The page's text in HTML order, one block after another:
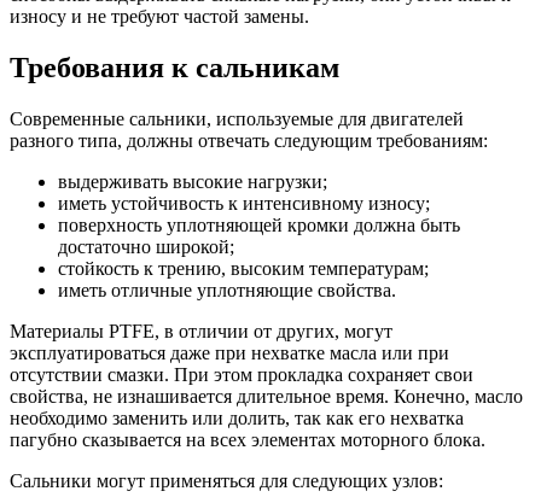
износу и не требуют частой замены.
Требования к сальникам
Современные сальники, используемые для двигателей
разного типа, должны отвечать следующим требованиям:
выдерживать высокие нагрузки;
иметь устойчивость к интенсивному износу;
поверхность уплотняющей кромки должна быть
достаточно широкой;
стойкость к трению, высоким температурам;
иметь отличные уплотняющие свойства.
Материалы PTFE, в отличии от других, могут
эксплуатироваться даже при нехватке масла или при
отсутствии смазки. При этом прокладка сохраняет свои
свойства, не изнашивается длительное время. Конечно, масло
необходимо заменить или долить, так как его нехватка
пагубно сказывается на всех элементах моторного блока.
Сальники могут применяться для следующих узлов: